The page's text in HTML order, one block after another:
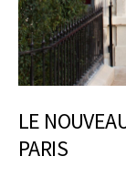
LE
PARIS